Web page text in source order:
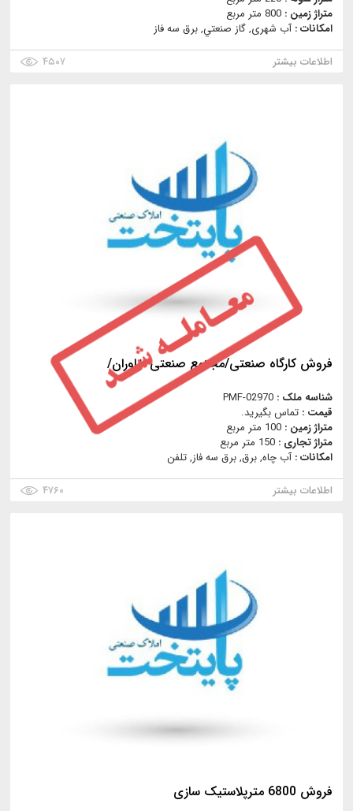
متراژ زمین : 800 متر مربع
امکانات :آب شهری, گاز صنعتي, برق سه فاز
اطلاعات بیشتر
۴۵۰۷
فروش کارگاه صنعتی/مجتمع صنعتی خاوران/
شناسه ملک : PMF-02970
قیمت : تماس بگیرید.
متراژ زمین : 100 متر مربع
متراژ تجاری : 150 متر مربع
امکانات :آب چاه, برق, برق سه فاز, تلفن
اطلاعات بیشتر
۴۷۶۰
فروش 6800 مترپلاستیک سازی